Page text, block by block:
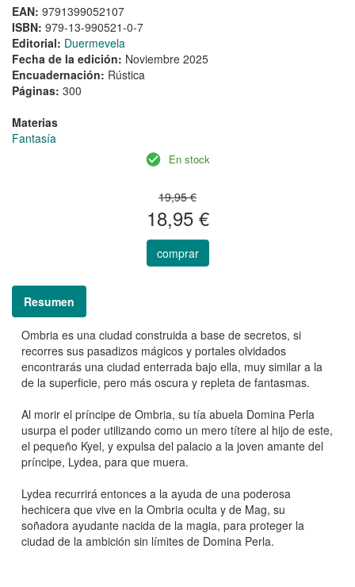
EAN: 9791399052107
ISBN: 979-13-990521-0-7
Editorial: Duermevela
Fecha de la edición: Noviembre 2025
Encuadernación: Rústica
Páginas: 300
Materias
Fantasía
En stock
19,95 €
18,95 €
comprar
Resumen
Ombria es una ciudad construida a base de secretos, si
recorres sus pasadizos mágicos y portales olvidados
encontrarás una ciudad enterrada bajo ella, muy similar a la
de la superficie, pero más oscura y repleta de fantasmas.
Al morir el príncipe de Ombria, su tía abuela Domina Perla
usurpa el poder utilizando como un mero títere al hijo de este,
el pequeño Kyel, y expulsa del palacio a la joven amante del
príncipe, Lydea, para que muera.
Lydea recurrirá entonces a la ayuda de una poderosa
hechicera que vive en la Ombria oculta y de Mag, su
soñadora ayudante nacida de la magia, para proteger la
ciudad de la ambición sin límites de Domina Perla.